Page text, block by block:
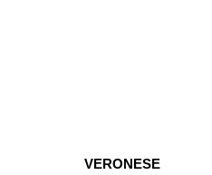
VERONESE